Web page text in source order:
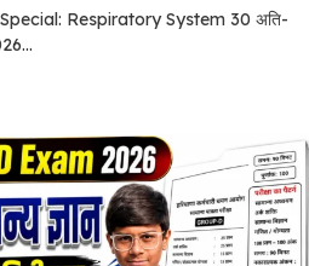
Respiratory System 30 अति-